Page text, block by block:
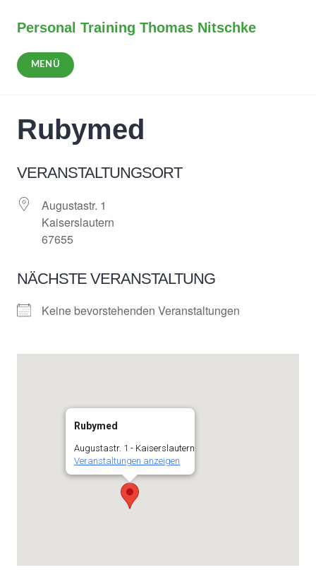
InhaltPersonal Training Thomas Nitschke
MENÜ
Rubymed
VERANSTALTUNGSORT
Augustastr. 1
Kaiserslautern
67655
NÄCHSTE VERANSTALTUNG
Keine bevorstehenden Veranstaltungen
Rubymed
Augustastr. 1 - Kaiserslautern
Veranstaltungen anzeigen